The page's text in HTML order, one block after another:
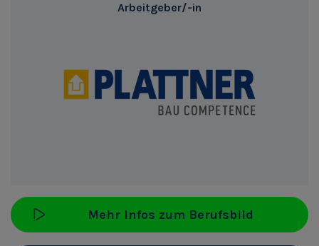
Arbeitgeber/-in
Mehr Infos zum Berufsbild